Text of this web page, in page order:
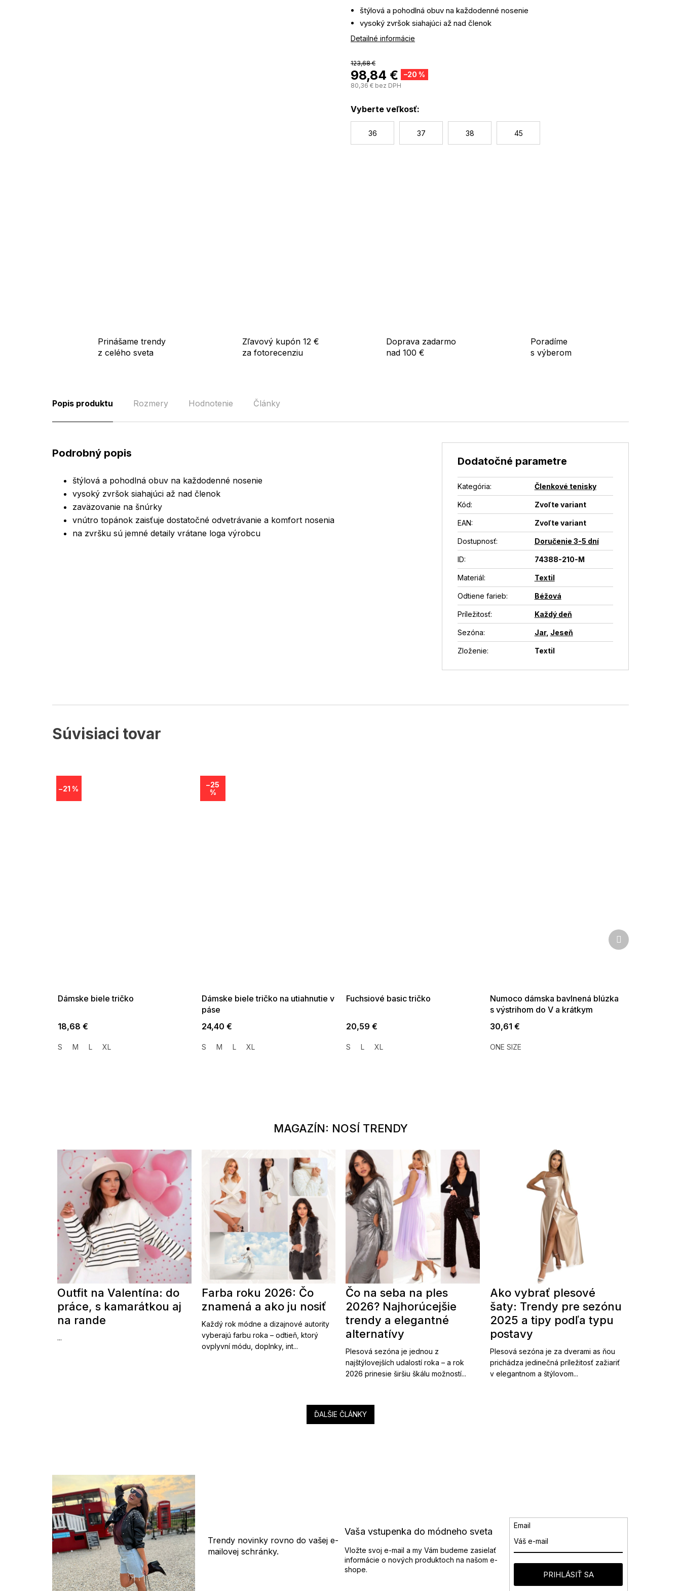
123,68 €
–20 %
98,84 €
80,36 € bez DPH
Vyberte veľkosť:
36 37 38 45
štýlová a pohodlná obuv na každodenné nosenie
vysoký zvršok siahajúci až nad členok
zaväzovanie na šnúrky
na zvršku sú jemné detaily vrátane loga výrobcu
Detailné informácie
Prinášame trendy
z celého sveta
Zľavový kupón 12 €
za fotorecenziu
Doprava zadarmo
nad 100 €
Poradíme
s výberom
Súvisiaci tovar
–21 %
Dámske biele tričko
18,68 €
S M L XL
–25
%
Dámske biele tričko na utiahnutie v
páse
24,40 €
S M L XL
Fuchsiové basic tričko
20,59 €
S L XL
Numoco dámska bavlnená blúzka
s výstrihom do V a krátkym
30,61 €
ONE SIZE
Ďalší
produkt
Popis produktu Rozmery Hodnotenie Články
Podrobný popis
štýlová a pohodlná obuv na každodenné nosenie
vysoký zvršok siahajúci až nad členok
zaväzovanie na šnúrky
vnútro topánok zaisťuje dostatočné odvetrávanie a komfort nosenia
na zvršku sú jemné detaily vrátane loga výrobcu
Dodatočné parametre
Kategória: Členkové tenisky
Kód: Zvoľte variant
EAN: Zvoľte variant
Dostupnosť: Doručenie 3-5 dní
ID: 74388-210-M
Materiál: Textil
Odtiene farieb: Béžová
Príležitosť: Každý deň
Sezóna: Jar, Jeseň
Zloženie: Textil
MAGAZÍN: NOSÍ TRENDY
Outfit na Valentína: do
práce, s kamarátkou aj
na rande
...
Farba roku 2026: Čo
znamená a ako ju nosiť
Každý rok módne a dizajnové autority
vyberajú farbu roka – odtieň, ktorý
ovplyvní módu, doplnky, int...
Čo na seba na ples
2026? Najhorúcejšie
trendy a elegantné
alternatívy
Plesová sezóna je jednou z
najštýlovejších udalostí roka – a rok
2026 prinesie širšiu škálu možností...
Ako vybrať plesové
šaty: Trendy pre sezónu
2025 a tipy podľa typu
postavy
Plesová sezóna je za dverami as ňou
prichádza jedinečná príležitosť zažiariť
v elegantnom a štýlovom...
ĎALŠIE ČLÁNKY
Trendy novinky rovno do vašej e-
mailovej schránky.
Vaša vstupenka do módneho sveta
Vložte svoj e-mail a my Vám budeme zasielať
informácie o nových produktoch na našom e-
shope.
Email
PRIHLÁSIŤ SA